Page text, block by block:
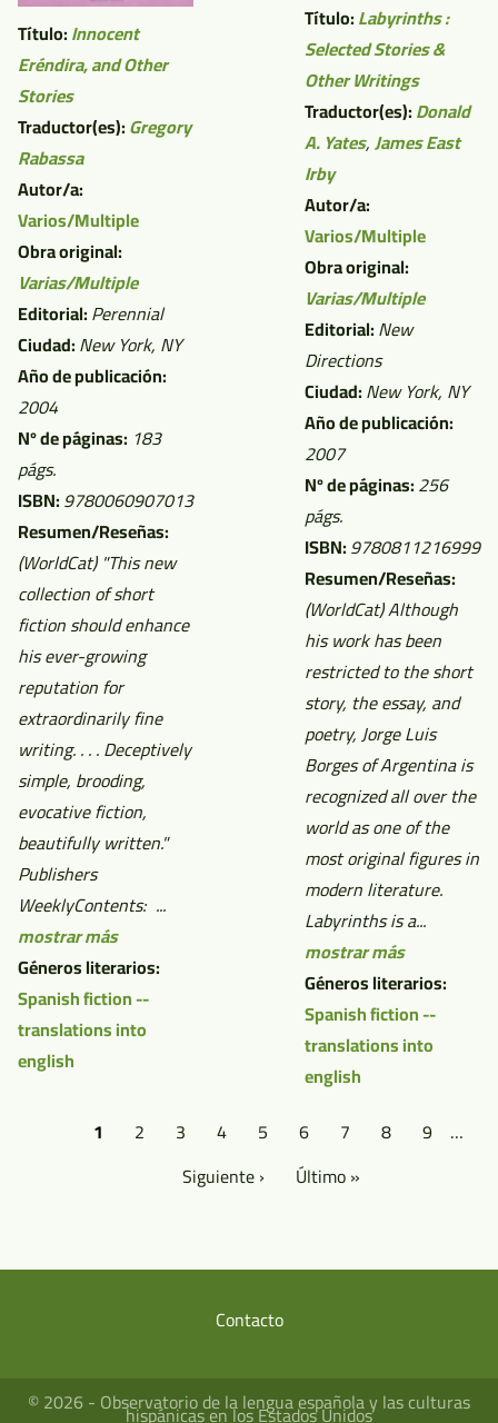
Título:Innocent
Eréndira, and Other
Stories
Traductor(es):Gregory
Rabassa
Autor/a:
Varios/Multiple
Obra original:
Varias/Multiple
Editorial:Perennial
Ciudad:New York, NY
Año de publicación:
2004
Nº de páginas: 183
págs.
ISBN:9780060907013
Resumen/Reseñas:
(WorldCat)"This new
collection of short
fiction should enhance
his ever-growing
reputation for
extraordinarily fine
writing. . . . Deceptively
simple, brooding,
evocative fiction,
beautifully written."
Publishers
WeeklyContents: ...
mostrar más
Géneros literarios:
Spanish fiction --
translations into
english
Título:Labyrinths :
Selected Stories &
Other Writings
Traductor(es):Donald
A. Yates,James East
Irby
Autor/a:
Varios/Multiple
Obra original:
Varias/Multiple
Editorial:New
Directions
Ciudad:New York, NY
Año de publicación:
2007
Nº de páginas:256
págs.
ISBN:9780811216999
Resumen/Reseñas:
(WorldCat)Although
his work has been
restricted to the short
story, the essay, and
poetry, Jorge Luis
Borges of Argentina is
recognized all over the
world as one of the
most original figures in
modern literature.
Labyrinths is a...
mostrar más
Géneros literarios:
Spanish fiction --
translations into
english
PaginaciónPágina
1 Página
2 Página
3 Página
4 Página
5 Página
6 Página
7 Página
8 Página
9 …
Siguiente
Siguiente ›
Última
Último »
pie
Contacto
© 2026 - Observatorio de la lengua española y las culturas
hispánicas en los Estados Unidos